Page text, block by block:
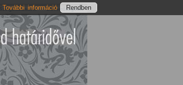
Elérhetőségeink
További információ